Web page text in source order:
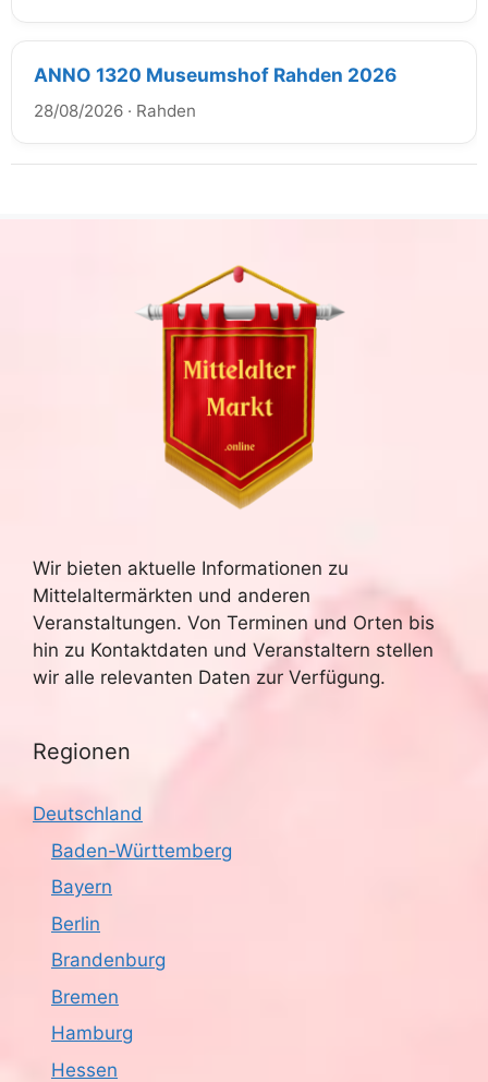
ANNO 1320 Museumshof Rahden 2026
28/08/2026 · Rahden
Wir bieten aktuelle Informationen zu
Mittelaltermärkten und anderen
Veranstaltungen. Von Terminen und Orten bis
hin zu Kontaktdaten und Veranstaltern stellen
wir alle relevanten Daten zur Verfügung.
Regionen
Deutschland
Baden-Württemberg
Bayern
Berlin
Brandenburg
Bremen
Hamburg
Hessen